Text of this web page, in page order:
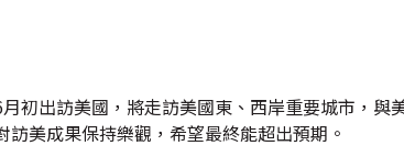
初出訪美國，將走訪美國東、西岸重要城市，
美成果保持樂觀，希望最終能超出預期。